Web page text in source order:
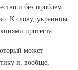
и без проблем
К слову, украинцы
протеста.
может
и, вообще,